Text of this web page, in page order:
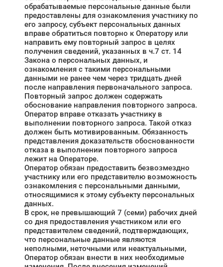
обрабатываемые персональные данные были
предоставлены для ознакомления участнику по
его запросу, субъект персональных данных
вправе обратиться повторно к Оператору или
направить ему повторный запрос в целях
получения сведений, указанных в ч.7 ст. 14
Закона о персональных данных, и
ознакомления с такими персональными
данными не ранее чем через тридцать дней
после направления первоначального запроса.
Повторный запрос должен содержать
обоснование направления повторного запроса.
Оператор вправе отказать участнику в
выполнении повторного запроса. Такой отказ
должен быть мотивированным. Обязанность
представления доказательств обоснованности
отказа в выполнении повторного запроса
лежит на Операторе.
Оператор обязан предоставить безвозмездно
участнику или его представителю возможность
ознакомления с персональными данными,
относящимися к этому субъекту персональных
данных.
В срок, не превышающий 7 (семи) рабочих дней
со дня предоставления участником или его
представителем сведений, подтверждающих,
что персональные данные являются
неполными, неточными или неактуальными,
Оператор обязан внести в них необходимые